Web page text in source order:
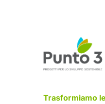
Trasformiamo